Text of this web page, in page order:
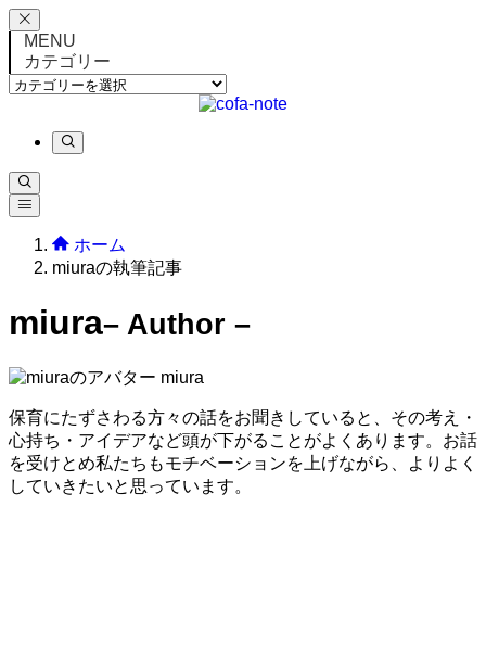
MENU
カテゴリー
カ
ー
ホーム
miuraの執筆記事
miura– Author –
miura
保育にたずさわる方々の話をお聞きしていると、その考え・
心持ち・アイデアなど頭が下がることがよくあります。お話
を受けとめ私たちもモチベーションを上げながら、よりよく
していきたいと思っています。